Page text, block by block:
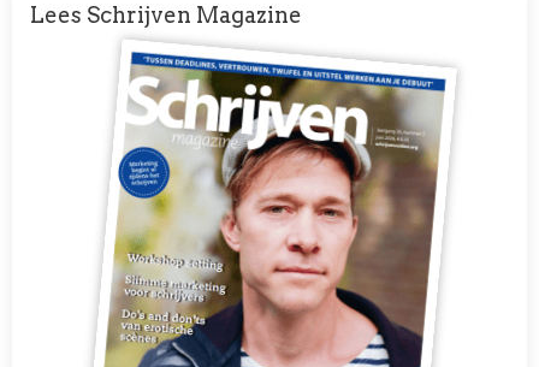
Lees Schrijven Magazine
Afbeelding